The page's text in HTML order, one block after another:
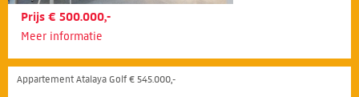
Prijs € 500.000,-
Meer informatie
Appartement Atalaya Golf € 545.000,-